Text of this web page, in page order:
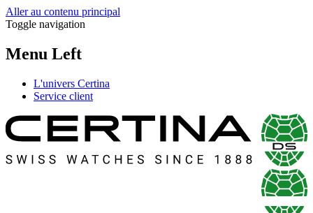
Aller au contenu principal
Toggle navigation
Menu Left
L'univers Certina
Service client